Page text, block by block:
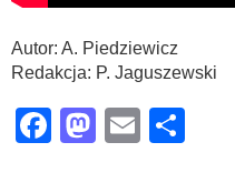
Autor: A. Piedziewicz
Redakcja: P. Jaguszewski
Facebook
Mastodon
Email